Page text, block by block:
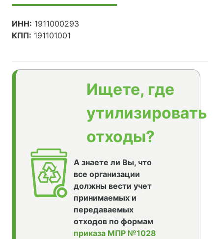
ИНН: 1911000293
КПП: 191101001
Ищете, где
утилизировать
отходы?
А знаете ли Вы, что
все организации
должны вести учет
принимаемых и
передаваемых
отходов по формам
приказа МПР №1028